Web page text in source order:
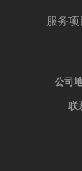
服务项
公司
联